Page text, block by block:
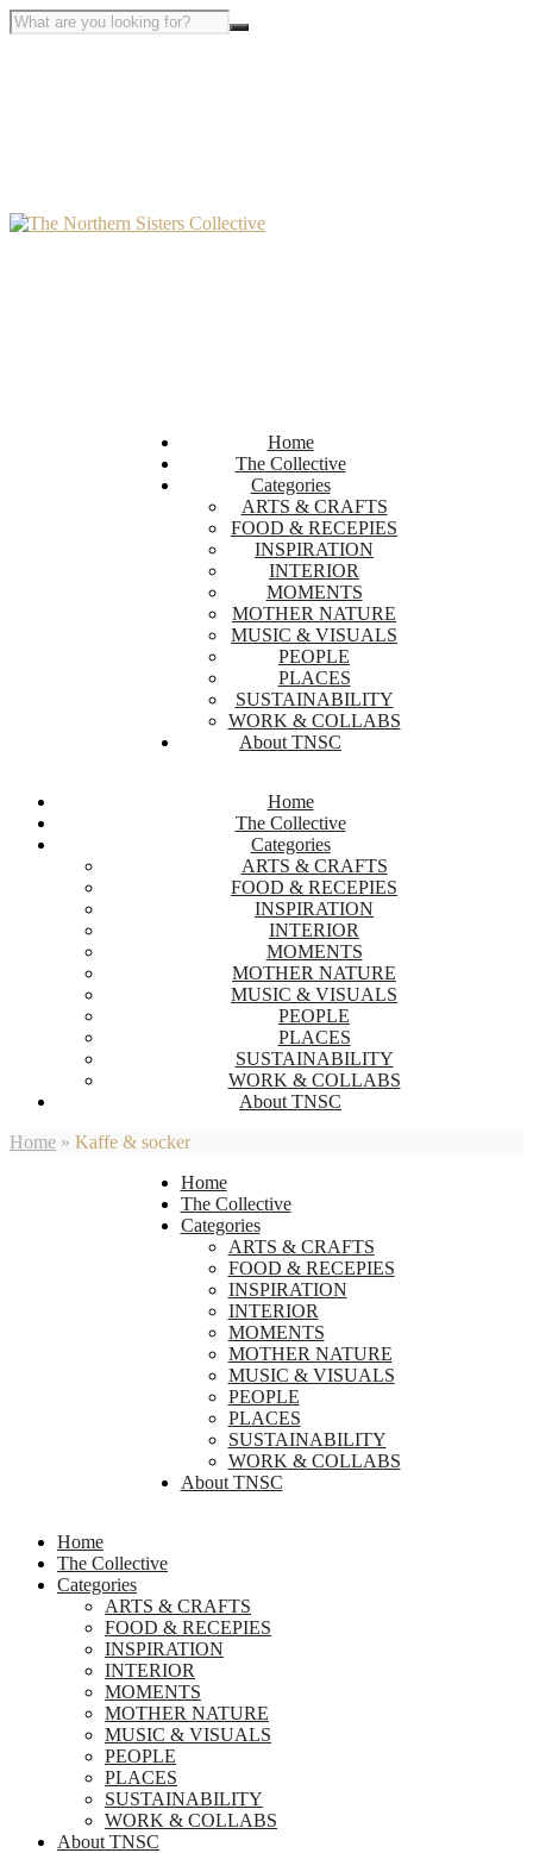
Home
The Collective
Categories
ARTS & CRAFTS
FOOD & RECEPIES
INSPIRATION
INTERIOR
MOMENTS
MOTHER NATURE
MUSIC & VISUALS
PEOPLE
PLACES
SUSTAINABILITY
WORK & COLLABS
About TNSC
Home
The Collective
Categories
ARTS & CRAFTS
FOOD & RECEPIES
INSPIRATION
INTERIOR
MOMENTS
MOTHER NATURE
MUSIC & VISUALS
PEOPLE
PLACES
SUSTAINABILITY
WORK & COLLABS
About TNSC
Home » Kaffe & socker
Home
The Collective
Categories
ARTS & CRAFTS
FOOD & RECEPIES
INSPIRATION
INTERIOR
MOMENTS
MOTHER NATURE
MUSIC & VISUALS
PEOPLE
PLACES
SUSTAINABILITY
WORK & COLLABS
About TNSC
Home
The Collective
Categories
ARTS & CRAFTS
FOOD & RECEPIES
INSPIRATION
INTERIOR
MOMENTS
MOTHER NATURE
MUSIC & VISUALS
PEOPLE
PLACES
SUSTAINABILITY
WORK & COLLABS
About TNSC